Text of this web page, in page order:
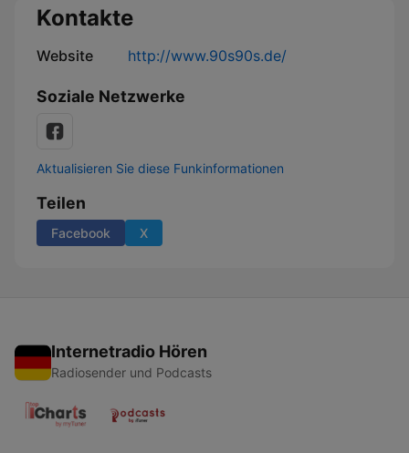
Kontakte
Website http://www.90s90s.de/
Soziale Netzwerke
Aktualisieren Sie diese Funkinformationen
Teilen
Facebook X
Internetradio Hören
Radiosender und Podcasts